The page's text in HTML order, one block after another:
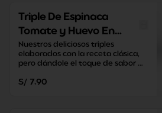
Triple De Espinaca
Tomate y Huevo En
Pan Integral
Nuestros deliciosos triples
elaborados con la receta clásica,
pero dándole el toque de sabor
S/ 7.90